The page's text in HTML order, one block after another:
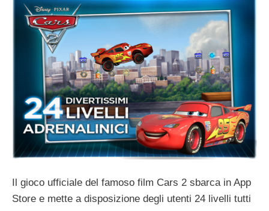
Il gioco ufficiale del famoso film Cars 2 sbarca in App
Store e mette a disposizione degli utenti 24 livelli tutti